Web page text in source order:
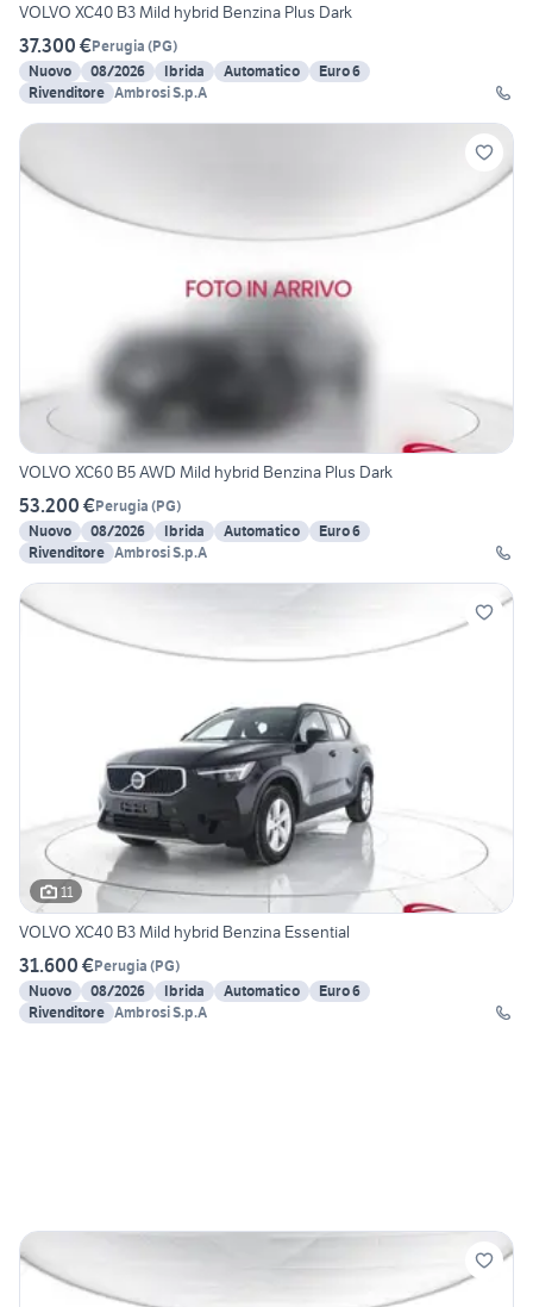
VOLVO XC40 B3 Mild hybrid Benzina Plus Dark
37.300 €Perugia (PG)
Nuovo
08/2026 Ibrida Automatico
Euro 6
Rivenditore Ambrosi S.p.A
VOLVO XC60 B5 AWD Mild hybrid Benzina Plus Dark
53.200 €Perugia (PG)
Nuovo
08/2026 Ibrida Automatico
Euro 6
Rivenditore Ambrosi S.p.A
11
VOLVO XC40 B3 Mild hybrid Benzina Essential
31.600 €Perugia (PG)
Nuovo
08/2026 Ibrida Automatico
Euro 6
Rivenditore Ambrosi S.p.A